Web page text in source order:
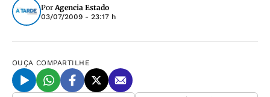
PorAgencia Estado
03/07/2009 - 23:17 h
OUÇA COMPARTILHE